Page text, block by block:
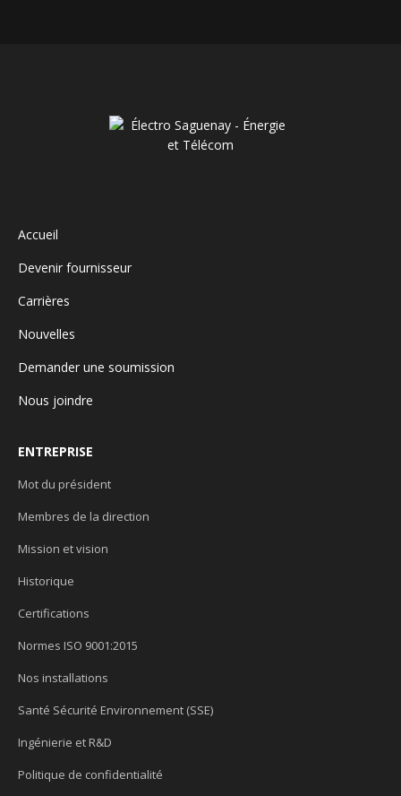
Accueil
Devenir fournisseur
Carrières
Nouvelles
Demander une soumission
Nous joindre
ENTREPRISE
Mot du président
Membres de la direction
Mission et vision
Historique
Certifications
Normes ISO 9001:2015
Nos installations
Santé Sécurité Environnement (SSE)
Ingénierie et R&D
Politique de confidentialité